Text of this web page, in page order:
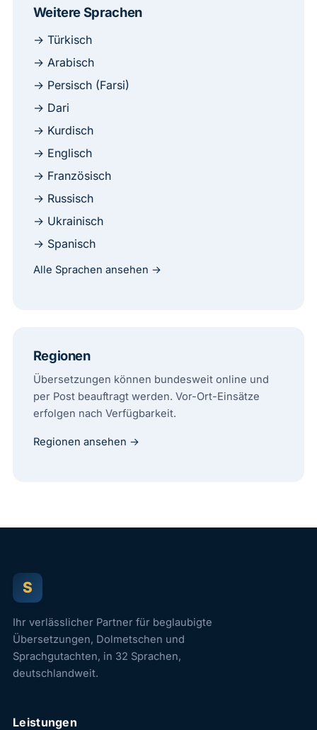
Weitere Sprachen
→ Türkisch
→ Arabisch
→ Persisch (Farsi)
→ Dari
→ Kurdisch
→ Englisch
→ Französisch
→ Russisch
→ Ukrainisch
→ Spanisch
Alle Sprachen ansehen →
Regionen
Übersetzungen können bundesweit online und
per Post beauftragt werden. Vor-Ort-Einsätze
erfolgen nach Verfügbarkeit.
Regionen ansehen →
S
Ihr verlässlicher Partner für beglaubigte
Übersetzungen, Dolmetschen und
Sprachgutachten, in 32 Sprachen,
deutschlandweit.
Leistungen